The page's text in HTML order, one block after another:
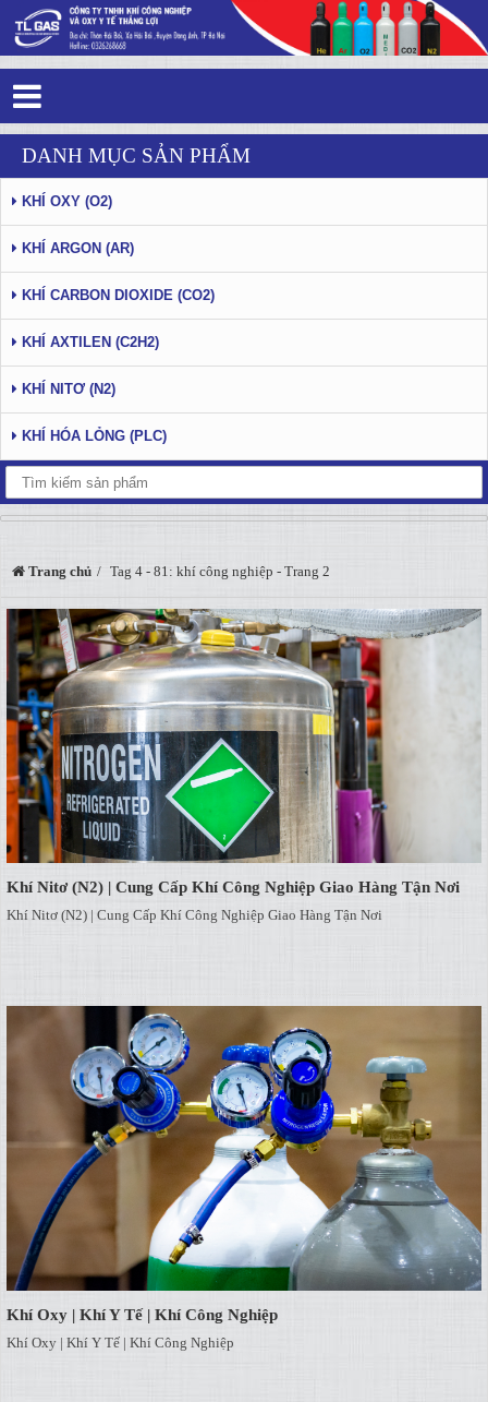
Tag 4 - 81: khí công nghiệp - Trang 2
DANH MỤC SẢN PHẨM
KHÍ OXY (O2)
KHÍ ARGON (AR)
KHÍ CARBON DIOXIDE (CO2)
KHÍ AXTILEN (C2H2)
KHÍ NITƠ (N2)
KHÍ HÓA LỎNG (PLC)
Trang chủ Tag 4 - 81: khí công nghiệp - Trang 2
Khí Nitơ (N2) | Cung Cấp Khí Công Nghiệp Giao Hàng Tận Nơi
Khí Nitơ (N2) | Cung Cấp Khí Công Nghiệp Giao Hàng Tận Nơi
Khí Oxy | Khí Y Tế | Khí Công Nghiệp
Khí Oxy | Khí Y Tế | Khí Công Nghiệp